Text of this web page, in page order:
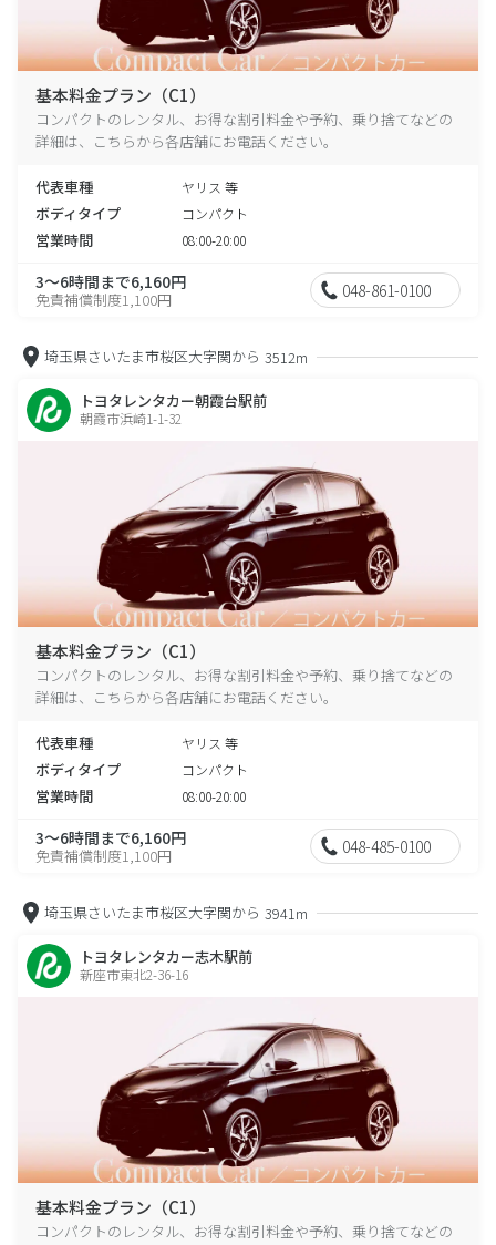
基本料金プラン（C1）
コンパクトのレンタル、お得な割引料金や予約、乗り捨てなどの
詳細は、こちらから各店舗にお電話ください。
代表車種 ヤリス 等
ボディタイプ コンパクト
営業時間 08:00-20:00
3～6時間まで6,160円
免責補償制度1,100円 048-861-0100
埼玉県さいたま市桜区大字関から 3512m
トヨタレンタカー朝霞台駅前
朝霞市浜崎1-1-32
基本料金プラン（C1）
コンパクトのレンタル、お得な割引料金や予約、乗り捨てなどの
詳細は、こちらから各店舗にお電話ください。
代表車種 ヤリス 等
ボディタイプ コンパクト
営業時間 08:00-20:00
3～6時間まで6,160円
免責補償制度1,100円 048-485-0100
埼玉県さいたま市桜区大字関から 3941m
トヨタレンタカー志木駅前
新座市東北2-36-16
基本料金プラン（C1）
コンパクトのレンタル、お得な割引料金や予約、乗り捨てなどの